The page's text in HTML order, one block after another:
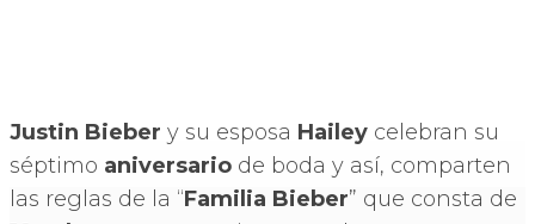
Justin Bieber y su esposa Hailey celebran su
séptimo aniversario de boda y así, comparten
las reglas de la “Familia Bieber” que consta de